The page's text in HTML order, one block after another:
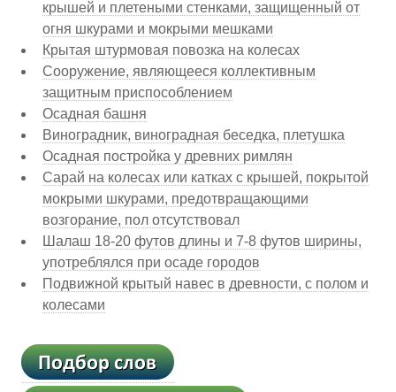
крышей и плетеными стенками, защищенный от
огня шкурами и мокрыми мешками
Крытая штурмовая повозка на колесах
Сооружение, являющееся коллективным
защитным приспособлением
Осадная башня
Виноградник, виноградная беседка, плетушка
Осадная постройка у древних римлян
Сарай на колесах или катках с крышей, покрытой
мокрыми шкурами, предотвращающими
возгорание, пол отсутствовал
Шалаш 18-20 футов длины и 7-8 футов ширины,
употреблялся при осаде городов
Подвижной крытый навес в древности, с полом и
колесами